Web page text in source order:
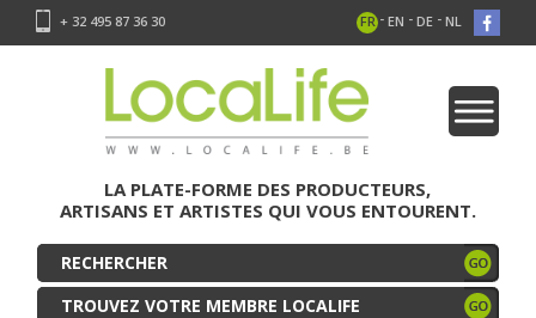
+ 32 495 87 36 30 FR - EN - DE - NL
LA PLATE-FORME DES PRODUCTEURS,
ARTISANS ET ARTISTES QUI VOUS ENTOURENT.
TROUVEZ VOTRE MEMBRE LOCALIFE